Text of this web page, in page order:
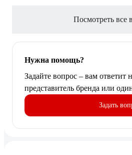
Посмотреть все
Нужна помощь?
Задайте вопрос – вам ответит
представитель бренда или
Задать